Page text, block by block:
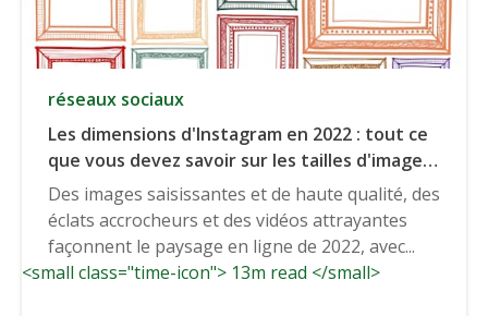
réseaux sociaux
Les dimensions d'Instagram en 2022 : tout ce
que vous devez savoir sur les tailles d'image
d'Instagram.
Des images saisissantes et de haute qualité, des
éclats accrocheurs et des vidéos attrayantes
façonnent le paysage en ligne de 2022, avec...
<small class="time-icon"> 13m read </small>